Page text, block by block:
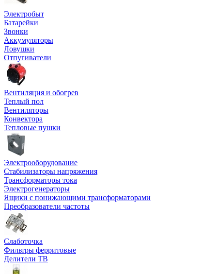
Электробыт
Батарейки
Звонки
Аккумуляторы
Ловушки
Отпугиватели
Вентиляция и обогрев
Теплый пол
Вентиляторы
Конвектора
Тепловые пушки
Электрооборудование
Стабилизаторы напряжения
Трансформаторы тока
Электрогенераторы
Ящики с понижающими трансформаторами
Преобразователи частоты
Слаботочка
Фильтры ферритовые
Делители ТВ